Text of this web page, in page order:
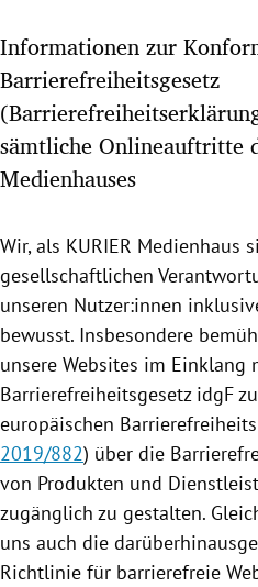
Untermenü
Untermenü
Untermenü
Untermenü
Untermenü
Untermenü
Untermenü
Untermenü
Informationen zur
Barrierefreiheitsgesetz
sämtliche Onlineauftritte
Medienhauses
Wir, als KURIER Medienhaus
gesellschaftlichen
unseren Nutzer:innen
bewusst. Insbesondere
unsere Websites im Einklang
Barrierefreiheitsgesetz idgF
europäischen
2019/882) über die
von Produkten und
zugänglich zu gestalten.
uns auch die
Richtlinie für barrierefreie